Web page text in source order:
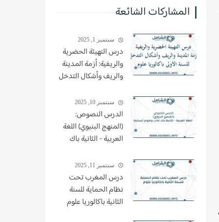
المشاركات الشائعة
سبتمبر 1, 2025
درس التهيئة الحضرية
والريفية: أزمة المدينة
والريف وأشكال التدخل
علومسبتمبر 10, 2025
الدرس النصوص:
(المنهج البنيوي) اللغة
العربية - الثانية باك
سبتمبر 11, 2025
درس المغرب تحت
نظام الحماية للسنة
الثانية باكالوريا علوم